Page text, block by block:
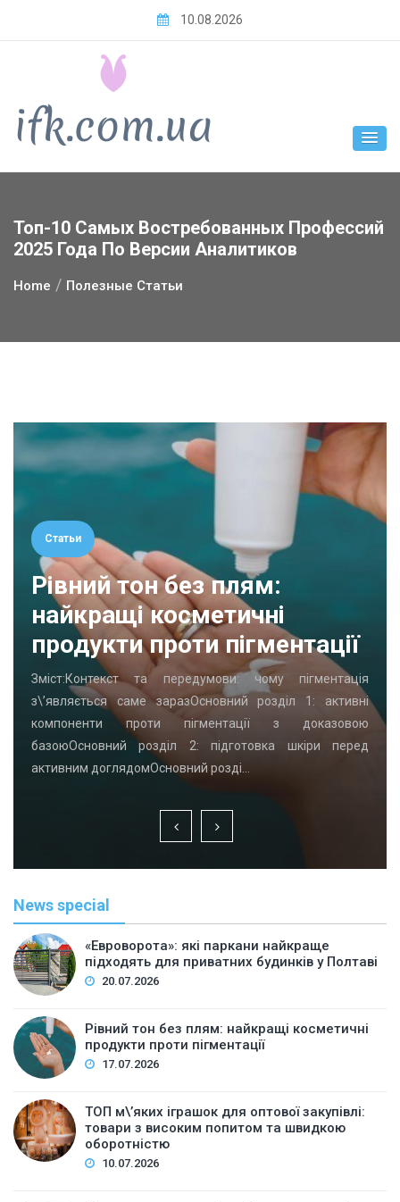
10.08.2026
Топ-10 Самых Востребованных Профессий
2025 Года По Версии Аналитиков
Home Полезные Статьи
Статьи
Рівний тон без плям:
найкращі косметичні
продукти проти пігментації
Зміст:Контекст та передумови: чому пігментація
з\’являється саме заразОсновний розділ 1: активні
компоненти проти пігментації з доказовою
базоюОсновний розділ 2: підготовка шкіри перед
активним доглядомОсновний розді…
News special
«Евроворота»: які паркани найкраще
підходять для приватних будинків у Полтаві
20.07.2026
Рівний тон без плям: найкращі косметичні
продукти проти пігментації
17.07.2026
ТОП м\’яких іграшок для оптової закупівлі:
товари з високим попитом та швидкою
оборотністю
10.07.2026